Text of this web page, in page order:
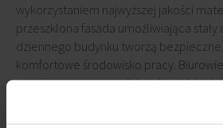
wykorzystaniem najwyższej jakości
przeszklona fasada umożliwiająca stały
dziennego budynku tworzą
komfortowe środowisko pracy.
wyposażony we wszelkie